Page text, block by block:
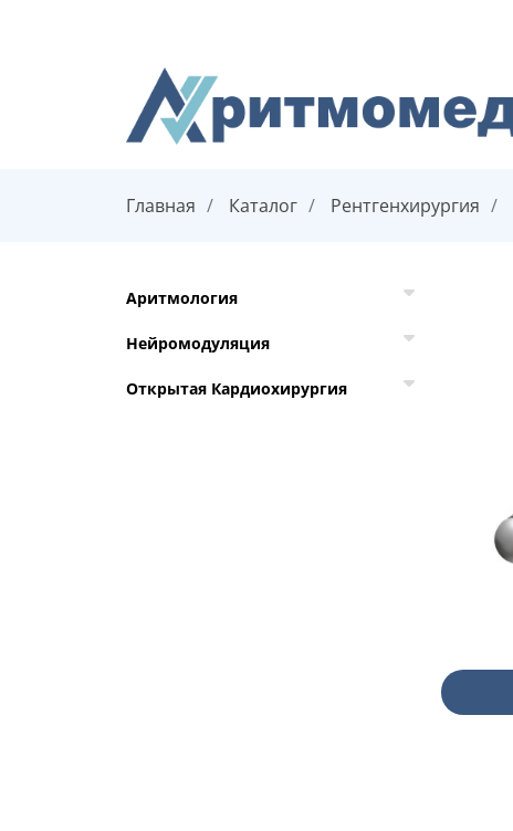
Главная Каталог Рентгенхирургия
Аритмология
Нейромодуляция
Открытая Кардиохирургия